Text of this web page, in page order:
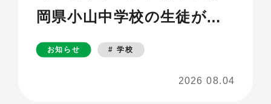
岡県小山中学校の生徒が自
ら選んだ職場見学
お知らせ # 学校
2026 08.04